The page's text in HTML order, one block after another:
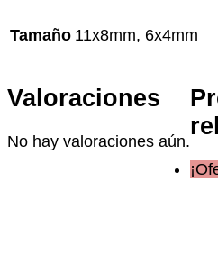
Tamaño 11x8mm, 6x4mm
Valoraciones
No hay valoraciones aún.